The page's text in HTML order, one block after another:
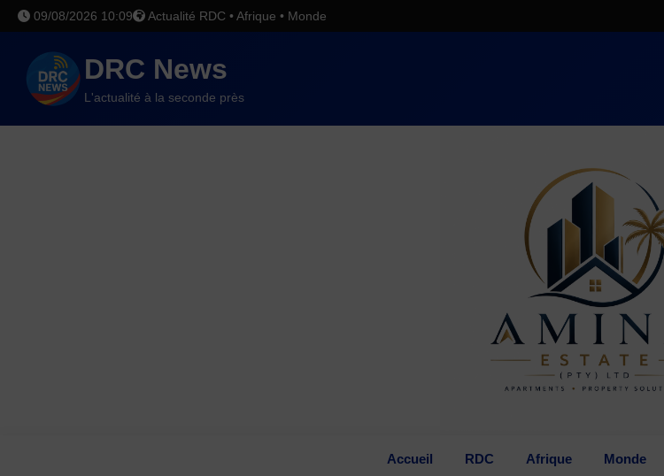
09/08/2026 10:09 Actualité RDC • Afrique • Monde
DRC News
L'actualité à la seconde près
Accueil RDC Afrique Monde